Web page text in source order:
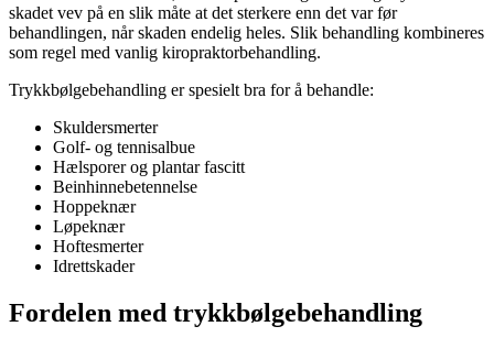
skadet vev på en slik måte at det sterkere enn det var før
behandlingen, når skaden endelig heles. Slik behandling kombineres
som regel med vanlig kiropraktorbehandling.
Trykkbølgebehandling er spesielt bra for å behandle:
Skuldersmerter
Golf- og tennisalbue
Hælsporer og plantar fascitt
Beinhinnebetennelse
Hoppeknær
Løpeknær
Hoftesmerter
Idrettskader
Fordelen med trykkbølgebehandling